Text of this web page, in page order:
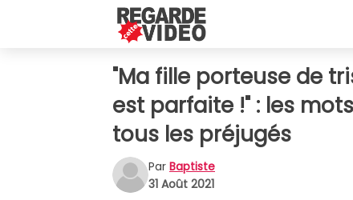
"Ma fille porteuse de
est parfaite !" : les
tous les préjugés
Par Baptiste
31 Août 2021